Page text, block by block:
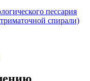
пессария
спирали)